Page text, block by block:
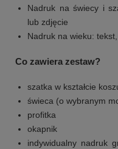
Nadruk na świecy i
lub zdjęcie
Nadruk na wieku:
Co zawiera zestaw?
szatka w kształcie
świeca (o wybranym
profitka
okapnik
indywidualny nadruk